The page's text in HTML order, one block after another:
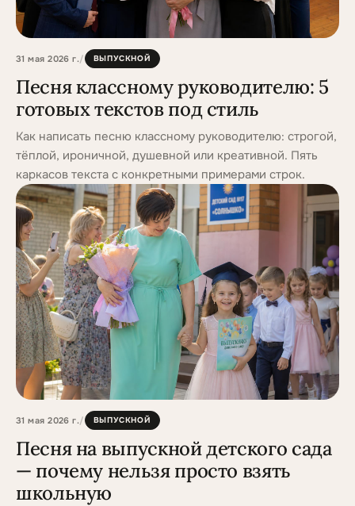
31 мая 2026 г./ ВЫПУСКНОЙ
Песня классному руководителю: 5
готовых текстов под стиль
Как написать песню классному руководителю: строгой,
тёплой, ироничной, душевной или креативной. Пять
каркасов текста с конкретными примерами строк.
31 мая 2026 г./ ВЫПУСКНОЙ
Песня на выпускной детского сада
— почему нельзя просто взять
школьную